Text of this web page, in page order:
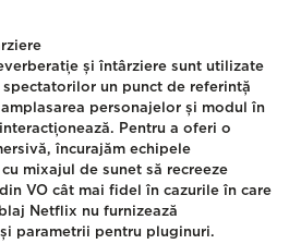
și întârziere sunt utilizate
spectatorilor un punct de referință
personajelor și modul în
Pentru a oferi o
încurajăm echipele
mixajul de sunet să recreeze
VO cât mai fidel în cazurile în care
Netflix nu furnizează
parametrii pentru pluginuri.